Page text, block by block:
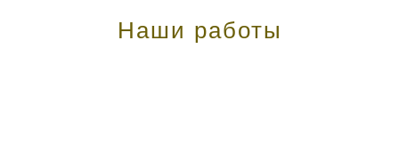
Наши работы